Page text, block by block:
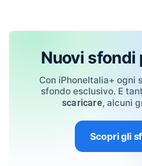
Nuovi sfondi
Con iPhoneItalia+ ogni
sfondo esclusivo. E
scaricare, alcuni
Scopri gli